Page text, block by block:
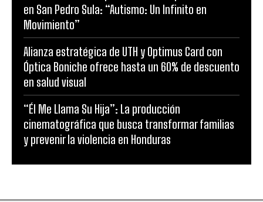
en San Pedro Sula: “Autismo: Un Infinito en
Movimiento”
Alianza estratégica de UTH y Optimus Card con
Óptica Boniche ofrece hasta un 60% de descuento
en salud visual
“Él Me Llama Su Hija”: La producción
cinematográfica que busca transformar familias
y prevenir la violencia en Honduras